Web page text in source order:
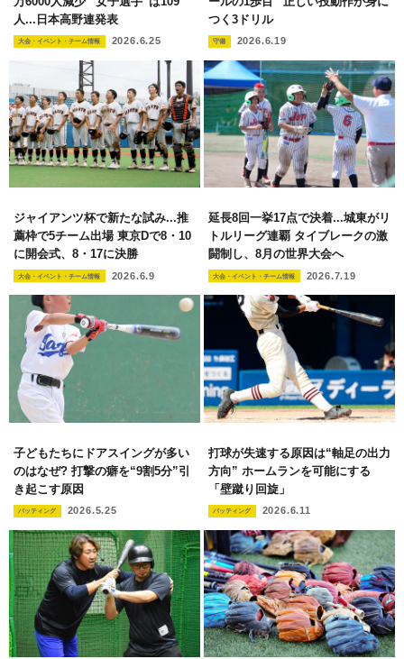
人...日本高野連発表
大会・イベント・チーム情報 2026.6.25
つく3ドリル
守備 2026.6.19
ジャイアンツ杯で新たな試み...推
薦枠で5チーム出場 東京Dで8・10
に開会式、8・17に決勝
大会・イベント・チーム情報 2026.6.9
延長8回一挙17点で決着...城東がリ
トルリーグ連覇 タイブレークの激
闘制し、8月の世界大会へ
大会・イベント・チーム情報 2026.7.19
子どもたちにドアスイングが多い
のはなぜ? 打撃の癖を“9割5分”引
き起こす原因
バッティング 2026.5.25
打球が失速する原因は“軸足の出力
方向” ホームランを可能にする
「壁蹴り回旋」
バッティング 2026.6.11